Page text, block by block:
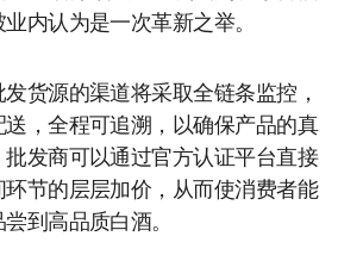
内认为是一次革新之举。
货源的渠道将采取全链条监控，
，全程可追溯，以确保产品的真
发商可以通过官方认证平台直接
节的层层加价，从而使消费者能
到高品质白酒。